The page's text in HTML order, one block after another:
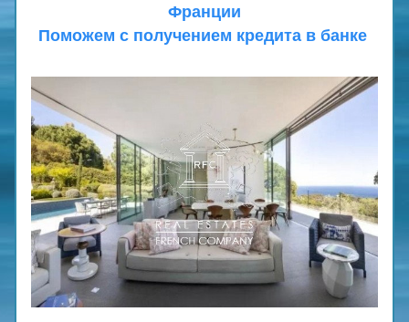
Франции
Поможем с получением кредита в банке